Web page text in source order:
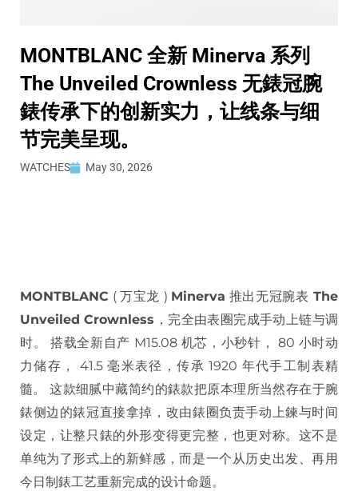
MONTBLANC 全新 Minerva 系列
The Unveiled Crownless 无錶冠腕
錶传承下的创新实力，让线条与细
节完美呈现。
WATCHES May 30, 2026
MONTBLANC ( 万宝龙 ) Minerva 推出无冠腕表 The
Unveiled Crownless ，完全由表圈完成手动上链与调
时。 搭载全新自产 M15.08 机芯，小秒针， 80 小时动
力储存， 41.5 毫米表径，传承 1920 年代手工制表精
髓。 这款细腻中藏简约的錶款把原本理所当然存在于腕
錶侧边的錶冠直接拿掉，改由錶圈负责手动上鍊与时间
设定，让整只錶的外形变得更完整，也更对称。这不是
单纯为了形式上的新鲜感，而是一个从历史出发、再用
今日制錶工艺重新完成的设计命题。